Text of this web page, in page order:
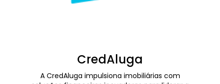
CredAluga
A CredAluga impulsiona imobiliárias com